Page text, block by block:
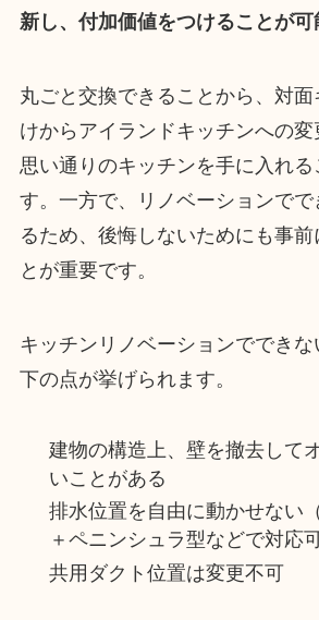
新し、付加価値をつけることが可
丸ごと交換できることから、対
けからアイランドキッチンへの
思い通りのキッチンを手に入れる
す。一方で、リノベーションで
るため、後悔しないためにも事前
とが重要です。
キッチンリノベーションででき
下の点が挙げられます。
建物の構造上、壁を撤去して
いことがある
排水位置を自由に動かせない
＋ペニンシュラ型などで対応可
共用ダクト位置は変更不可